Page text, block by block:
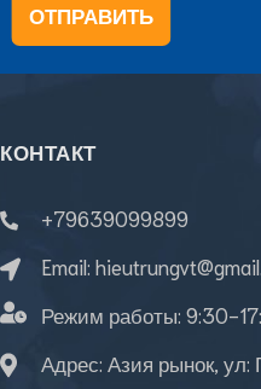
ОТПРАВИТЬ
КОНТАКТ
+79639099899
Email:
Режим работы: 9:30-
Адрес: Азия рынок, ул: